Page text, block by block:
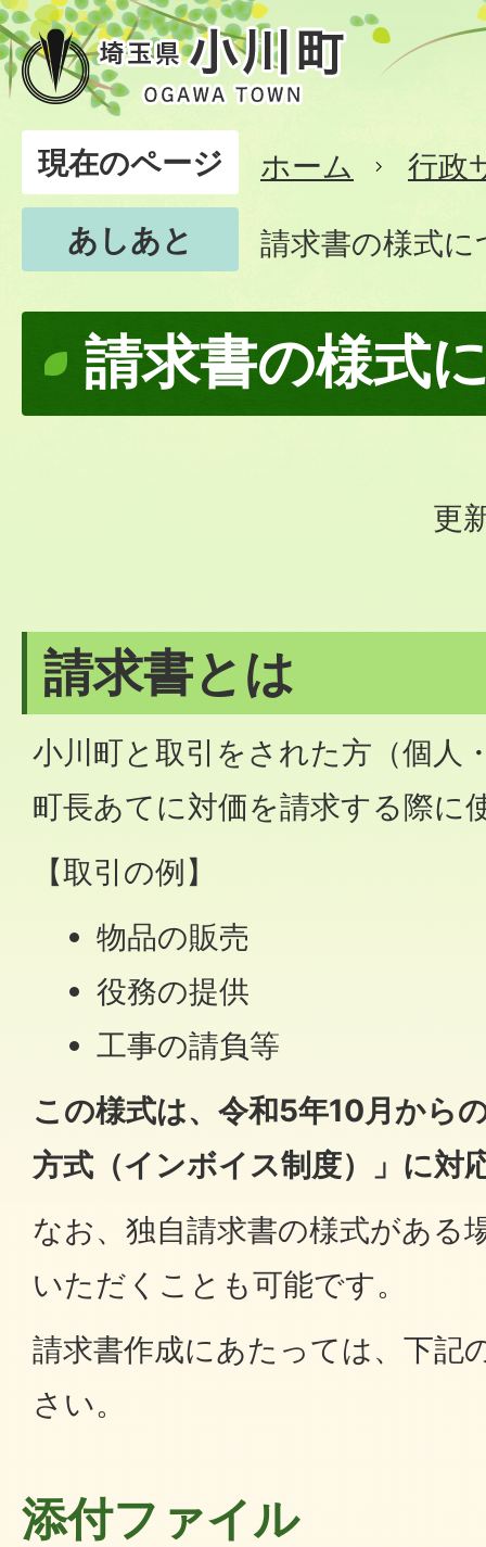
現在のページ ホーム
行政
あしあと
請求書の様式に
請求書の様式
更
請求書とは
小川町と取引をされた方（個人
町長あてに対価を請求する際に
【取引の例】
物品の販売
役務の提供
工事の請負等
この様式は、令和5年10月から
方式（インボイス制度）」に対
なお、独自請求書の様式がある
いただくことも可能です。
請求書作成にあたっては、下記
さい。
添付ファイル